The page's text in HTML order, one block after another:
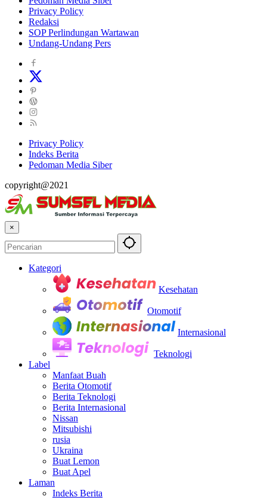
Privacy Policy
Redaksi
SOP Perlindungan Wartawan
Undang-Undang Pers
Privacy Policy
Indeks Berita
Pedoman Media Siber
copyright@2021
×
Kategori
Kesehatan
Otomotif
Internasional
Teknologi
Label
Manfaat Buah
Berita Otomotif
Berita Teknologi
Berita Internasional
Nissan
Mitsubishi
rusia
Ukraina
Buat Lemon
Buat Apel
Laman
Indeks Berita